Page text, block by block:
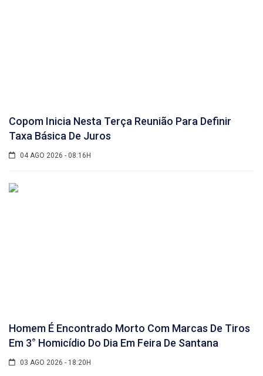
Copom Inicia Nesta Terça Reunião Para Definir
Taxa Básica De Juros
04 AGO 2026 - 08:16H
Homem É Encontrado Morto Com Marcas De Tiros
Em 3° Homicídio Do Dia Em Feira De Santana
03 AGO 2026 - 18:20H